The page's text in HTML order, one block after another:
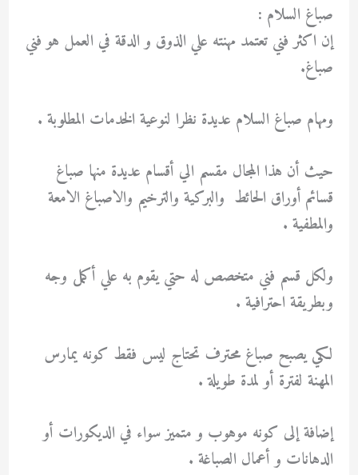
صباغ السلام :
إن اكثر فني تعتمد مهنته علي الذوق و الدقة في العمل هو فني
صباغ.
ومهام صباغ السلام عديدة نظرا لنوعية الخدمات المطلوبة .
حيث أن هذا المجال مقسم الي أقسام عديدة منها صباغ
قسائم أوراق الحائط والبركية والترخيم والاصباغ الامعة
والمطفية .
ولكل قسم فني متخصص له حتي يقوم به علي أكمل وجه
وبطريقة احترافية .
لكي يصبح صباغ محترف تحتاج ليس فقط كونه يمارس
المهنة لفترة أو لمدة طويلة .
إضافة إلى كونه موهوب و متميز سواء في الديكورات أو
الدهانات و أعمال الصباغة .